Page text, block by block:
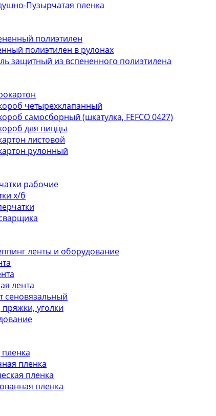
Пузырчатая пленка
полиэтилен
полиэтилен в рулонах
защитный из вспененного полиэтилена
четырехклапанный
самосборный (шкатулка, FEFCO 0427)
для пиццы
листовой
рулонный
рабочие
х/б
ленты и оборудование
лента
сеновязальный
уголки
пленка
пленка
пленка